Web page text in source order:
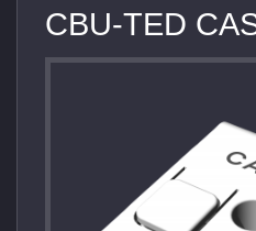
CBU-TED